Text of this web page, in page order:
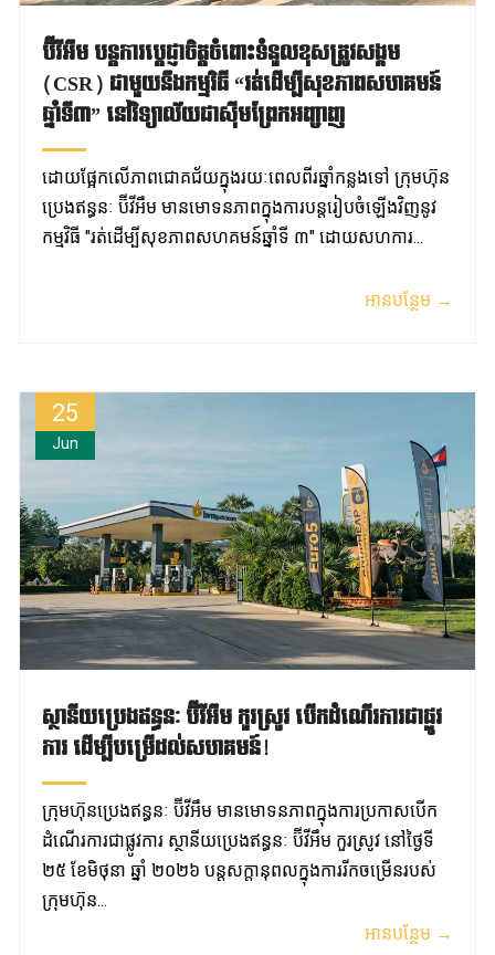
ប៊ីវីអឹម បន្តការប្តេជ្ញាចិត្តចំពោះទំនួលខុសត្រូវសង្គម
(CSR) ជាមួយនឹងកម្មវិធី “រត់ដើម្បីសុខភាពសហគមន៍
ឆ្នាំទី៣” នៅវិទ្យាល័យជាស៊ីមព្រែកអញ្ចាញ
ដោយផ្អែកលើភាពជោគជ័យក្នុងរយៈពេលពីរឆ្នាំកន្លងទៅ ក្រុមហ៊ុន
ប្រេងឥន្ធនៈ ប៊ីវីអឹម មានមោទនភាពក្នុងការបន្តរៀបចំឡើងវិញនូវ
កម្មវិធី "រត់ដើម្បីសុខភាពសហគមន៍ឆ្នាំទី ៣" ដោយសហការ...
អានបន្ថែម →
25
Jun
ស្ថានីយប្រេងឥន្ធនៈ ប៊ីវីអឹម កួរស្រូវ បើកដំណើរការជាផ្លូវ
ការ ដើម្បីបម្រើដល់សហគមន៍!
ក្រុមហ៊ុនប្រេងឥន្ធនៈ ប៊ីវីអឹម មានមោទនភាពក្នុងការប្រកាសបើក
ដំណើរការជាផ្លូវការ ស្ថានីយប្រេងឥន្ធនៈ ប៊ីវីអឹម កួរស្រូវ នៅថ្ងៃទី
២៥ ខែមិថុនា ឆ្នាំ ២០២៦ បន្តសក្តានុពលក្នុងការរីកចម្រើនរបស់
ក្រុមហ៊ុន...
អានបន្ថែម →